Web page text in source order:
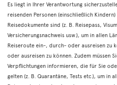
Es liegt in Ihrer Verantwortung
reisenden Personen (einschließlich
Reisedokumente sind (z. B. Reisepass,
Versicherungsnachweis usw.), um in allen
Reiseroute ein-, durch- oder ausreisen zu
oder ausreisen zu können. Zudem müssen
Verpflichtungen informieren, die für Sie
gelten (z. B. Quarantäne, Tests etc.), um in